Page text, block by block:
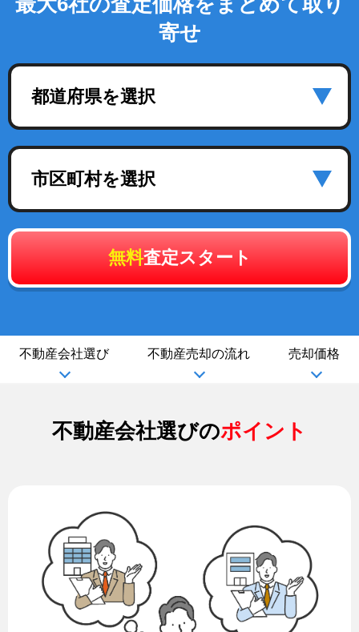
寄せ
都道府県を選択
市区町村を選択
無料査定スタート
不動産会社選び 不動産売却の流れ 売却価格
不動産会社選びのポイント